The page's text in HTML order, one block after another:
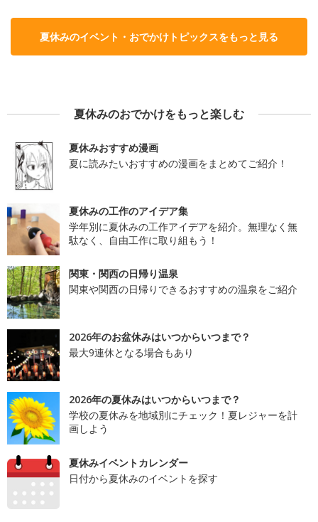
夏休みのイベント・おでかけトピックスをもっと見る
夏休みのおでかけをもっと楽しむ
夏休みおすすめ漫画
夏に読みたいおすすめの漫画をまとめてご紹介！
夏休みの工作のアイデア集
学年別に夏休みの工作アイデアを紹介。無理なく無
駄なく、自由工作に取り組もう！
関東・関西の日帰り温泉
関東や関西の日帰りできるおすすめの温泉をご紹介
2026年のお盆休みはいつからいつまで？
最大9連休となる場合もあり
2026年の夏休みはいつからいつまで？
学校の夏休みを地域別にチェック！夏レジャーを計
画しよう
夏休みイベントカレンダー
日付から夏休みのイベントを探す